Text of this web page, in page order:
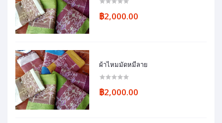
฿2,000.00
ผ้าไหมมัดหมี่ลาย
฿2,000.00